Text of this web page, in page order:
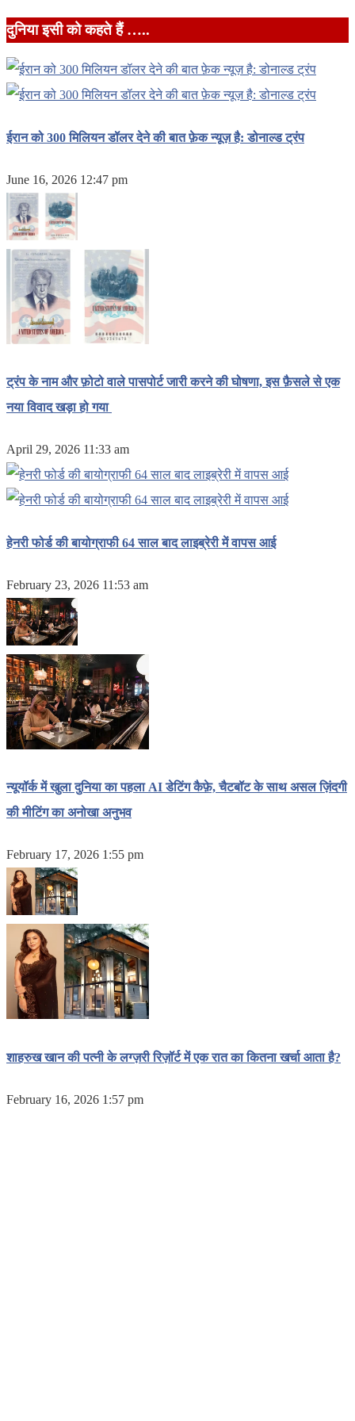
दुनिया इसी को कहते हैं …..
ईरान को 300 मिलियन डॉलर देने की बात फ़ेक न्यूज़ है: डोनाल्ड ट्रंप
June 16, 2026 12:47 pm
ट्रंप के नाम और फ़ोटो वाले पासपोर्ट जारी करने की घोषणा, इस फ़ैसले से एक
नया विवाद खड़ा हो गया
April 29, 2026 11:33 am
हेनरी फोर्ड की बायोग्राफी 64 साल बाद लाइब्रेरी में वापस आई
February 23, 2026 11:53 am
न्यूयॉर्क में खुला दुनिया का पहला AI डेटिंग कैफ़े, चैटबॉट के साथ असल ज़िंदगी
की मीटिंग का अनोखा अनुभव
February 17, 2026 1:55 pm
शाहरुख खान की पत्नी के लग्ज़री रिज़ॉर्ट में एक रात का कितना खर्चा आता है?
February 16, 2026 1:57 pm